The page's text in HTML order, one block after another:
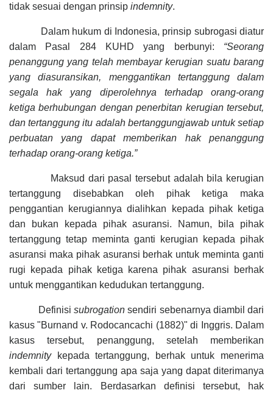
tidak sesuai dengan prinsip indemnity.
Dalam hukum di Indonesia, prinsip subrogasi diatur
dalam Pasal 284 KUHD yang berbunyi: “Seorang
penanggung yang telah membayar kerugian suatu barang
yang diasuransikan, menggantikan tertanggung dalam
segala hak yang diperolehnya terhadap orang-orang
ketiga berhubungan dengan penerbitan kerugian tersebut,
dan tertanggung itu adalah bertanggungjawab untuk setiap
perbuatan yang dapat memberikan hak penanggung
terhadap orang-orang ketiga.”
Maksud dari pasal tersebut adalah bila kerugian
tertanggung disebabkan oleh pihak ketiga maka
penggantian kerugiannya dialihkan kepada pihak ketiga
dan bukan kepada pihak asuransi. Namun, bila pihak
tertanggung tetap meminta ganti kerugian kepada pihak
asuransi maka pihak asuransi berhak untuk meminta ganti
rugi kepada pihak ketiga karena pihak asuransi berhak
untuk menggantikan kedudukan tertanggung.
Definisisubrogation sendiri sebenarnya diambil dari
kasus "Burnand v. Rodocancachi (1882)" di Inggris. Dalam
kasus tersebut, penanggung, setelah memberikan
indemnitykepada tertanggung, berhak untuk menerima
kembali dari tertanggung apa saja yang dapat diterimanya
dari sumber lain. Berdasarkan definisi tersebut, hak